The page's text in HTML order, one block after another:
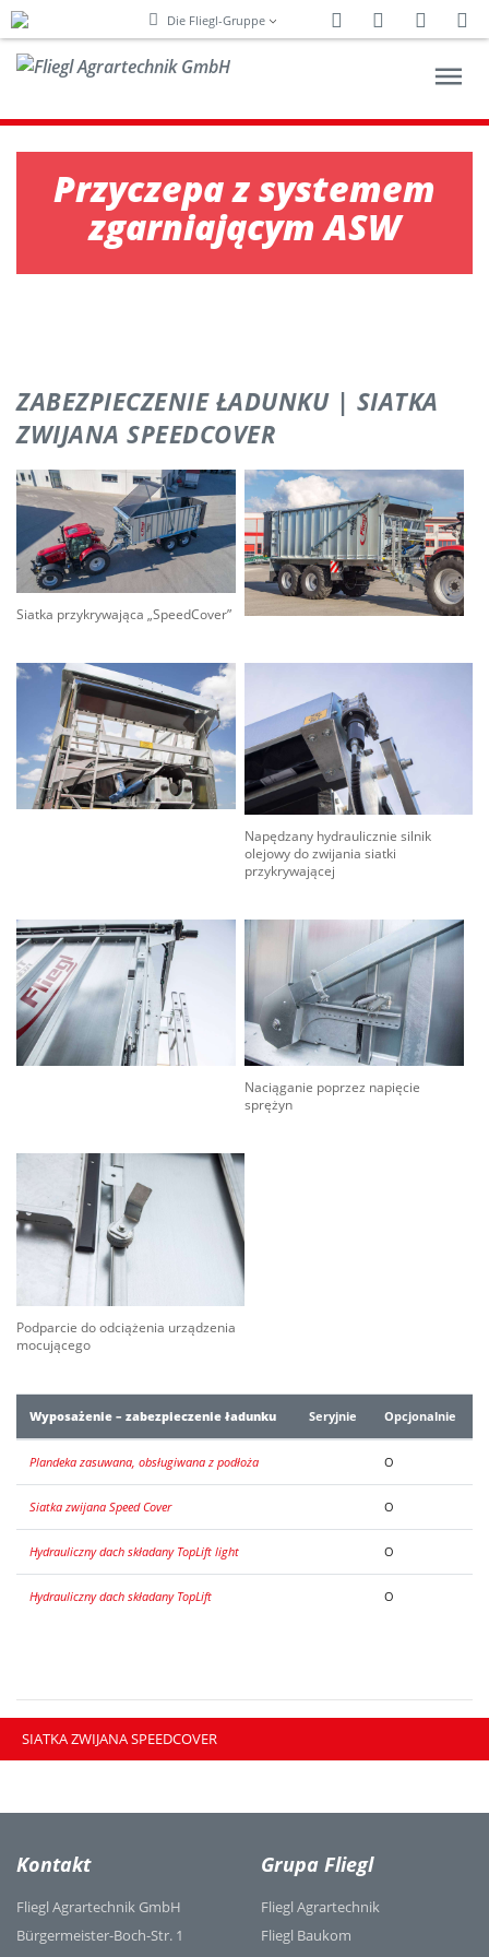
Die Fliegl-Gruppe Facebook
Twitter
PRODUKTY
PRZEDSIĘBIORSTWO
KONTAKT
Przyczepa z systemem
zgarniającym ASW
ZABEZPIECZENIE ŁADUNKU | SIATKA
ZWIJANA SPEEDCOVER
Siatka przykrywająca „SpeedCover”
Napędzany hydraulicznie silnik
olejowy do zwijania siatki
przykrywającej
Naciąganie poprzez napięcie
sprężyn
Podparcie do odciążenia urządzenia
mocującego
Wyposażenie – zabezpieczenie ładunku Seryjnie Opcjonalnie
Plandeka zasuwana, obsługiwana z podłoża O
Siatka zwijana Speed Cover O
Hydrauliczny dach składany TopLift light O
Hydrauliczny dach składany TopLift O
SIATKA ZWIJANA SPEEDCOVER
Kontakt
Fliegl Agrartechnik GmbH
Bürgermeister-Boch-Str. 1
Grupa Fliegl
Fliegl Agrartechnik
Fliegl Baukom